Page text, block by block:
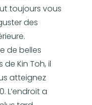
toujours vous
des
de belles
Kin Toh, il
atteignez
L’endroit a